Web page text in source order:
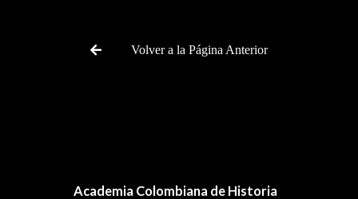
Volver a la Página Anterior
Academia Colombiana de Historia